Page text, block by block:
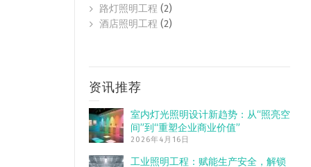
路灯照明工程 (2)
酒店照明工程 (2)
资讯推荐
室内灯光照明设计新趋势：从“照亮空
间”到“重塑企业商业价值”
2026年4月16日
工业照明工程：赋能生产安全，解锁